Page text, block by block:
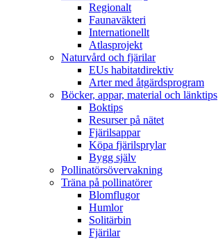
Regionalt
Faunaväkteri
Internationellt
Atlasprojekt
Naturvård och fjärilar
EUs habitatdirektiv
Arter med åtgärdsprogram
Böcker, appar, material och länktips
Boktips
Resurser på nätet
Fjärilsappar
Köpa fjärilsprylar
Bygg själv
Pollinatörsövervakning
Träna på pollinatörer
Blomflugor
Humlor
Solitärbin
Fjärilar